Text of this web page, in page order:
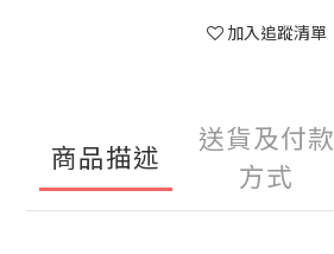
加入追蹤清單
商品描述
送貨及付款
方式